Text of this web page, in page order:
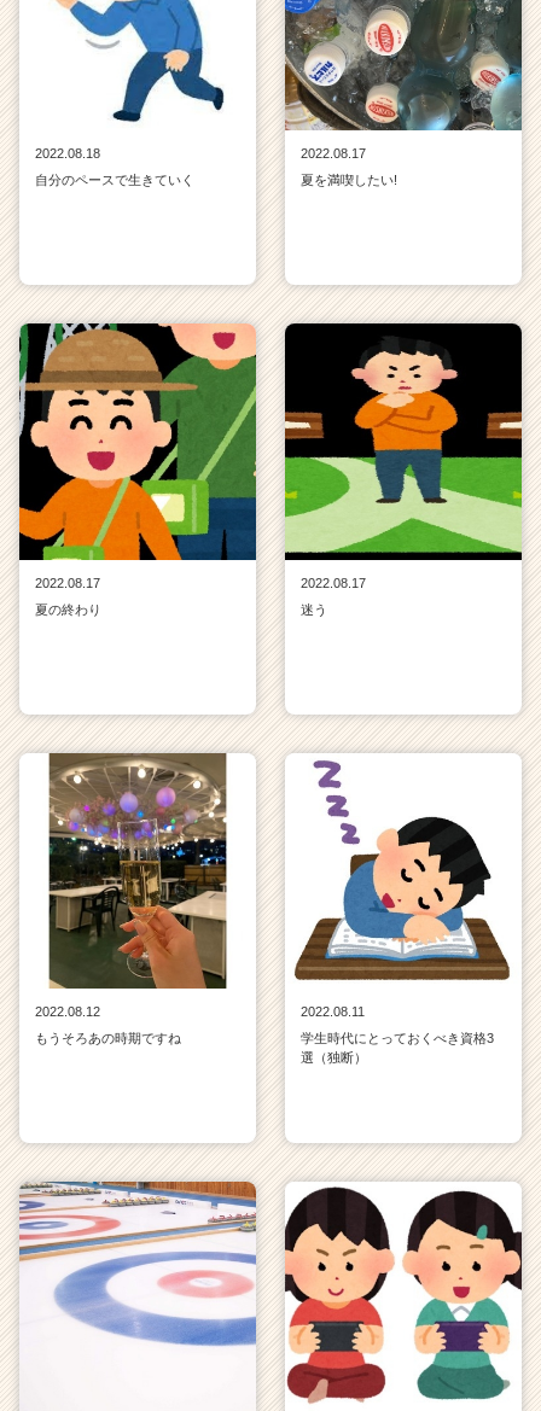
2022.08.18
自分のペースで生きていく
2022.08.17
夏を満喫したい!
2022.08.17
夏の終わり
2022.08.17
迷う
2022.08.12
もうそろあの時期ですね
2022.08.11
学生時代にとっておくべき資格3
選（独断）